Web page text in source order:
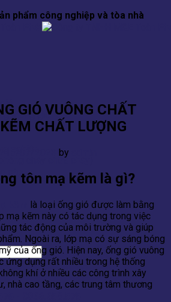
phẩm công nghiệp và tòa nhà
thông gió
cháy chữa cháy)
cáp
GIÓ VUÔNG CHẤT
CHẤT LƯỢNG
by
tôn mạ kẽm là gì?
kẽm
là loại ống gió được làm bằng
mạ kẽm này có tác dụng trong việc
tác động của môi trường và giúp
Ngoài ra, lớp mạ có sự sáng bóng
của ống gió. Hiện nay, ống gió vuông
ứng dụng rất nhiều trong hệ thống
khí ở nhiều các công trình xây
nhà cao tầng, các trung tâm thương